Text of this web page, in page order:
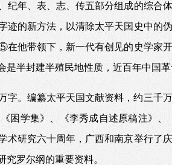
年、表、志、传五部分组成的综合
的新方法，以清除太平天国史中的
他带领下，新一代有创见的史学家
半封建半殖民地性质，近百年中国
字。编纂太平天国文献资料，约三千
困学集》、《李秀成自述原稿注》、
术研究六十周年，广西和南京举行了
究罗尔纲的重要资料。